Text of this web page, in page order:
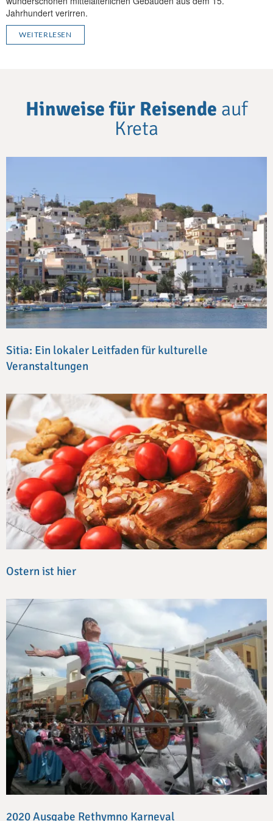
Jahrhundert verirren.
WEITERLESEN
Hinweise für Reisende auf
Kreta
Sitia: Ein lokaler Leitfaden für kulturelle
Veranstaltungen
Ostern ist hier
2020 Ausgabe Rethymno Karneval